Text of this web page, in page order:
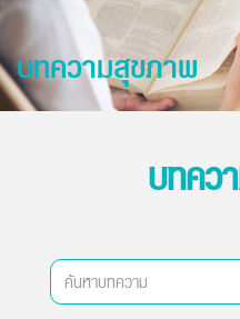
บทความสุขภาพ
บทคว